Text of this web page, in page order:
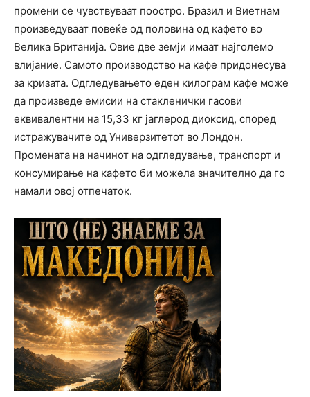
промени се чувствуваат поостро. Бразил и Виетнам
произведуваат повеќе од половина од кафето во
Велика Британија. Овие две земји имаат најголемо
влијание. Самото производство на кафе придонесува
за кризата. Одгледувањето еден килограм кафе може
да произведе емисии на стакленички гасови
еквивалентни на 15,33 кг јаглерод диоксид, според
истражувачите од Универзитетот во Лондон.
Промената на начинот на одгледување, транспорт и
консумирање на кафето би можела значително да го
намали овој отпечаток.